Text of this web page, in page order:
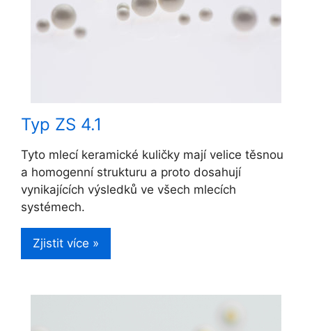
Typ ZS 4.1
Tyto mlecí keramické kuličky mají velice těsnou
a homogenní strukturu a proto dosahují
vynikajících výsledků ve všech mlecích
systémech.
Zjistit více »